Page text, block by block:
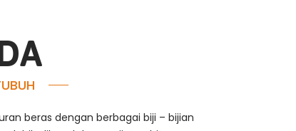
beras dengan berbagai biji – bijian